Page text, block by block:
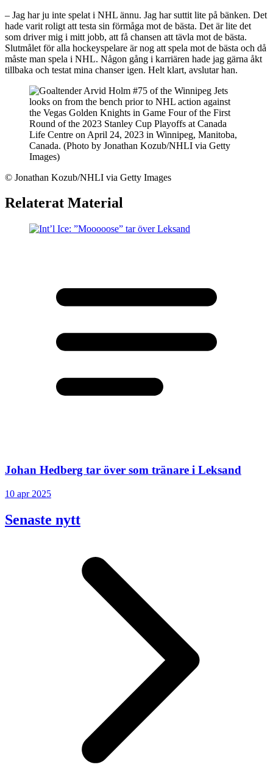
– Jag har ju inte spelat i NHL ännu. Jag har suttit lite på bänken. Det
hade varit roligt att testa sin förmåga mot de bästa. Det är lite det
som driver mig i mitt jobb, att få chansen att tävla mot de bästa.
Slutmålet för alla hockeyspelare är nog att spela mot de bästa och då
måste man spela i NHL. Någon gång i karriären hade jag gärna åkt
tillbaka och testat mina chanser igen. Helt klart, avslutar han.
© Jonathan Kozub/NHLI via Getty Images
Relaterat Material
Johan Hedberg tar över som tränare i Leksand
10 apr 2025
Senaste nytt